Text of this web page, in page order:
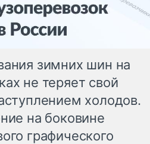
зимних шин на
не теряет свой
холодов.
на боковине
графического